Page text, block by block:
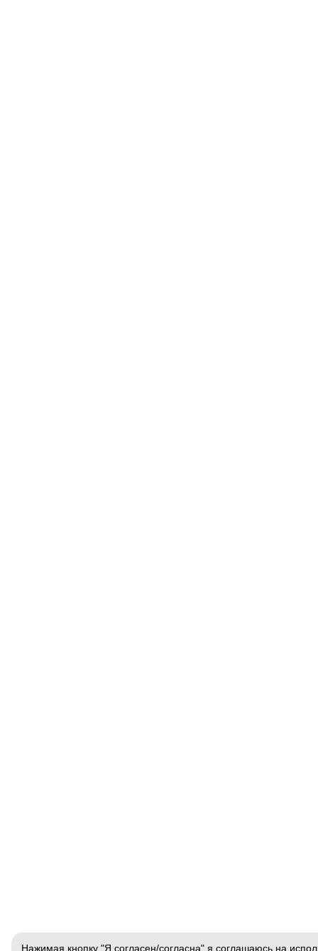
Нажимая кнопку "Я согласен/согласна" я соглашаюсь на